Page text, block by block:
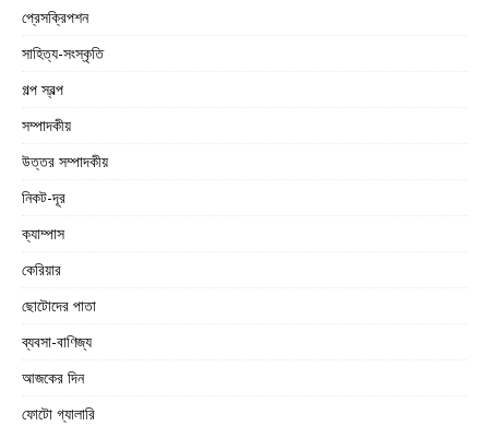
প্রেসক্রিপশন
সাহিত্য-সংস্কৃতি
গল্প স্বল্প
সম্পাদকীয়
উত্তর সম্পাদকীয়
নিকট-দূর
ক্যাম্পাস
কেরিয়ার
ছোটোদের পাতা
ব্যবসা-বাণিজ্য
আজকের দিন
ফোটো গ্যালারি